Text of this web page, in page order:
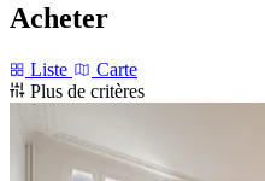
Acheter
Liste
Carte
Plus de critères